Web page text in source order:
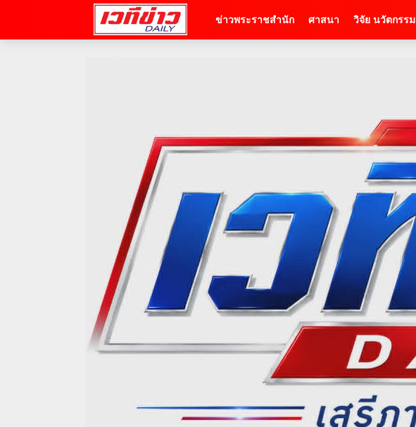
ข่าวพระราชสำนัก ศาสนา วิจัย นวัตกรรม